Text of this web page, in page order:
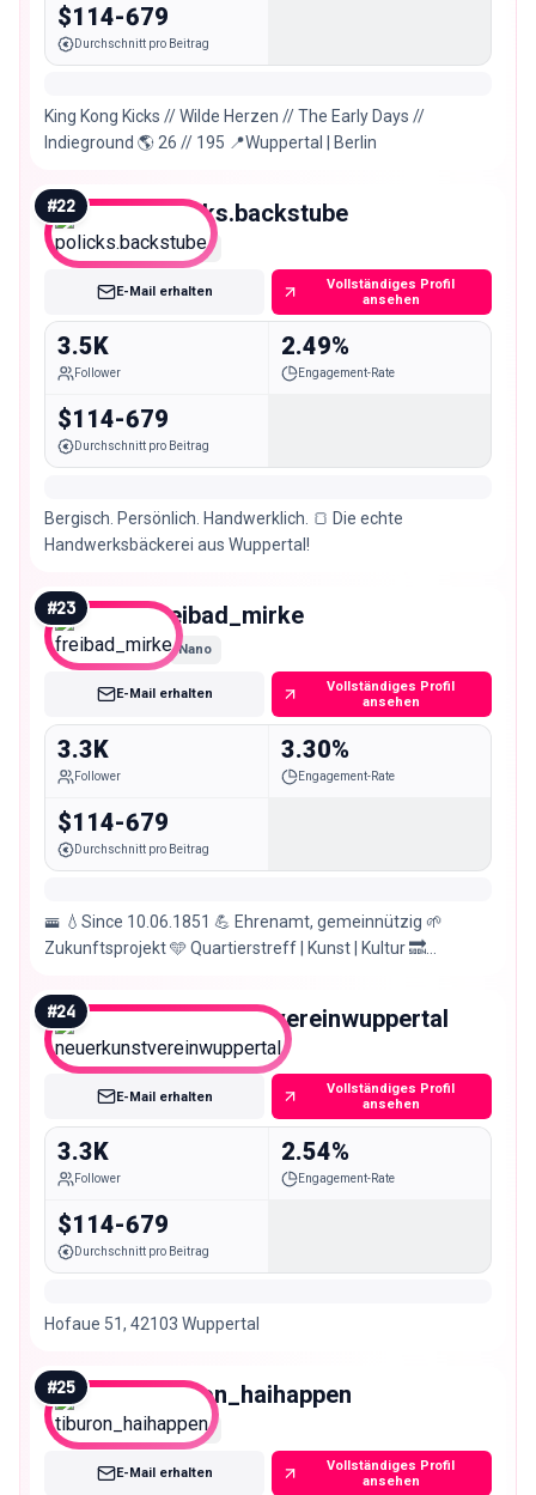
$114-679
Durchschnitt pro Beitrag
King Kong Kicks // Wilde Herzen // The Early Days //
Indieground 🌎 26 // 195 📍Wuppertal | Berlin
#22 policks.backstube
Nano
E-Mail erhalten
Vollständiges Profil
ansehen
3.5K
Follower
2.49%
Engagement-Rate
$114-679
Durchschnitt pro Beitrag
Bergisch. Persönlich. Handwerklich. 🍞 Die echte
Handwerksbäckerei aus Wuppertal!
#23 freibad_mirke
Nano
E-Mail erhalten
Vollständiges Profil
ansehen
3.3K
Follower
3.30%
Engagement-Rate
$114-679
Durchschnitt pro Beitrag
🚟 💧Since 10.06.1851 💪 Ehrenamt, gemeinnützig 🌱
Zukunftsprojekt 🩵 Quartierstreff | Kunst | Kultur 🔜
#24 neuerkunstvereinwuppertal
Nano
E-Mail erhalten
Vollständiges Profil
ansehen
3.3K
Follower
2.54%
Engagement-Rate
$114-679
Durchschnitt pro Beitrag
Hofaue 51, 42103 Wuppertal
#25 tiburon_haihappen
Nano
E-Mail erhalten
Vollständiges Profil
ansehen